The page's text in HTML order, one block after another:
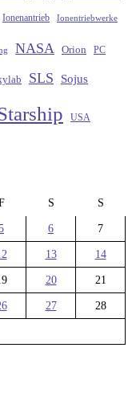
Ionenantrieb Ionentriebwerke
NASA Orion PC
SLS Sojus
USA
S S
6 7
13 14
20 21
27 28